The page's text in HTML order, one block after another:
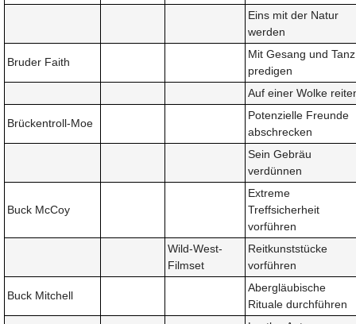
Eins mit der Natur
werden
Bruder Faith
Mit Gesang und Tanz
predigen
Auf einer Wolke
Brückentroll-Moe
Potenzielle Freunde
abschrecken
Sein Gebräu
verdünnen
Buck McCoy
Extreme
Treffsicherheit
vorführen
Wild-West-
Filmset
Reitkunststücke
vorführen
Buck Mitchell
Abergläubische
Rituale durchführen